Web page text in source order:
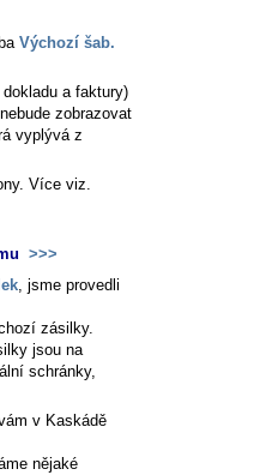
Výchozí šab.
a faktury)
zobrazovat
vyplývá z
Více viz.
>>>
, jsme provedli
zásilky.
jsou na
schránky,
v Kaskádě
nějaké